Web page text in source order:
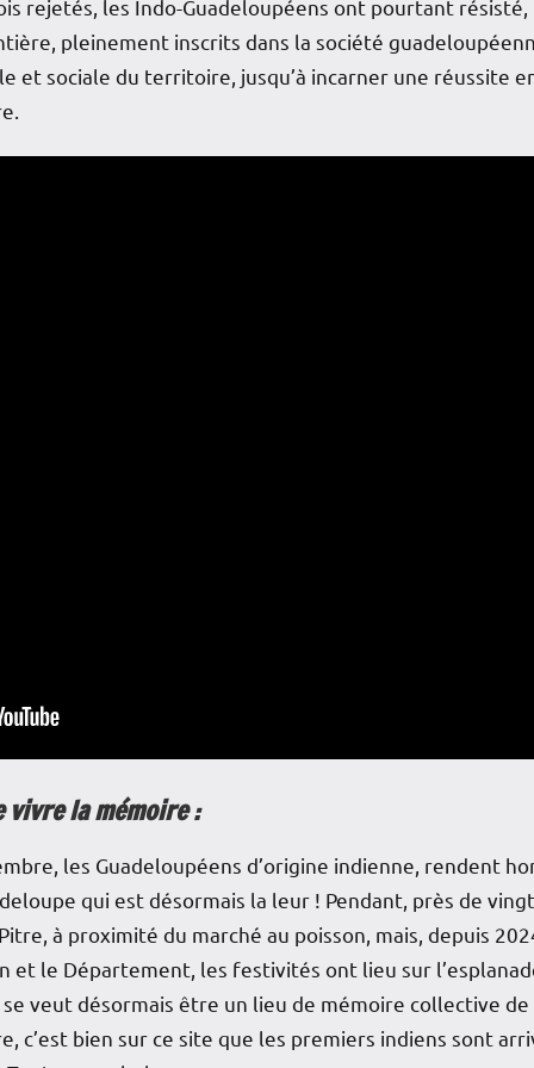
rejetés, les Indo-Guadeloupéens ont pourtant résisté,
pleinement inscrits dans la société
et sociale du territoire, jusqu’à incarner une réussite
vivre la mémoire :
les Guadeloupéens d’origine indienne, rendent
qui est désormais la leur ! Pendant, près de
à proximité du marché au poisson, mais, depuis
et le Département, les festivités ont lieu sur
veut désormais être un lieu de mémoire collective de
c’est bien sur ce site que les premiers indiens sont